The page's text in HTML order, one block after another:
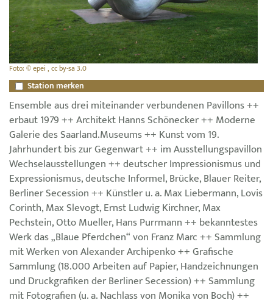
Foto: © epei , cc by-sa 3.0
Station merken
Ensemble aus drei miteinander verbundenen Pavillons ++
erbaut 1979 ++ Architekt Hanns Schönecker ++ Moderne
Galerie des Saarland.Museums ++ Kunst vom 19.
Jahrhundert bis zur Gegenwart ++ im Ausstellungspavillon
Wechselausstellungen ++ deutscher Impressionismus und
Expressionismus, deutsche Informel, Brücke, Blauer Reiter,
Berliner Secession ++ Künstler u. a. Max Liebermann, Lovis
Corinth, Max Slevogt, Ernst Ludwig Kirchner, Max
Pechstein, Otto Mueller, Hans Purrmann ++ bekanntestes
Werk das „Blaue Pferdchen“ von Franz Marc ++ Sammlung
mit Werken von Alexander Archipenko ++ Grafische
Sammlung (18.000 Arbeiten auf Papier, Handzeichnungen
und Druckgrafiken der Berliner Secession) ++ Sammlung
mit Fotografien (u. a. Nachlass von Monika von Boch) ++